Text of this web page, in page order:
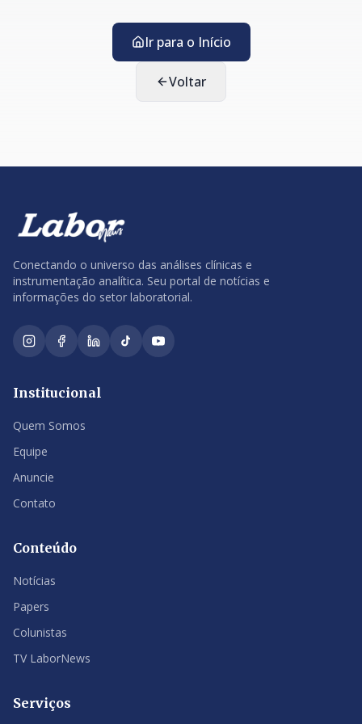
Ir para o Início
Voltar
Conectando o universo das análises clínicas e
instrumentação analítica. Seu portal de notícias e
informações do setor laboratorial.
Institucional
Quem Somos
Equipe
Anuncie
Contato
Conteúdo
Notícias
Papers
Colunistas
TV LaborNews
Serviços